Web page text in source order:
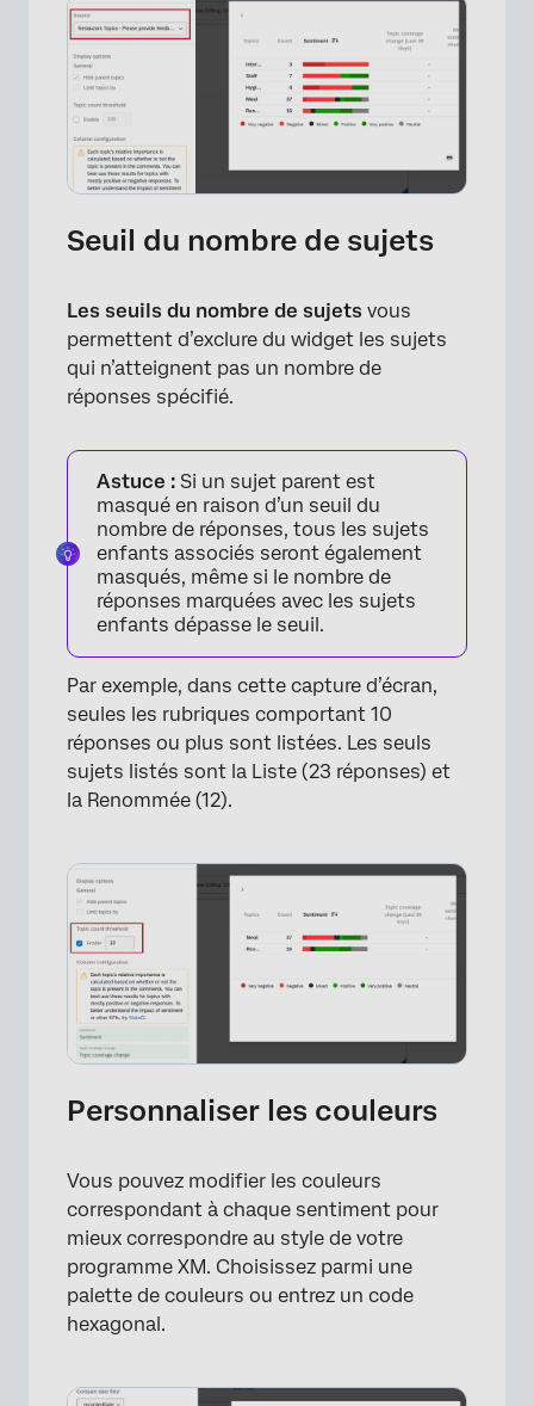
×
Seuil du nombre de sujets
Les seuils du nombre de sujets vous
permettent d’exclure du widget les sujets
qui n’atteignent pas un nombre de
réponses spécifié.
Astuce : Si un sujet parent est
masqué en raison d’un seuil du
nombre de réponses, tous les sujets
enfants associés seront également
masqués, même si le nombre de
réponses marquées avec les sujets
enfants dépasse le seuil.
Par exemple, dans cette capture d’écran,
seules les rubriques comportant 10
réponses ou plus sont listées. Les seuls
sujets listés sont la Liste (23 réponses) et
la Renommée (12).
Personnaliser les couleurs
Vous pouvez modifier les couleurs
correspondant à chaque sentiment pour
mieux correspondre au style de votre
programme XM. Choisissez parmi une
palette de couleurs ou entrez un code
hexagonal.